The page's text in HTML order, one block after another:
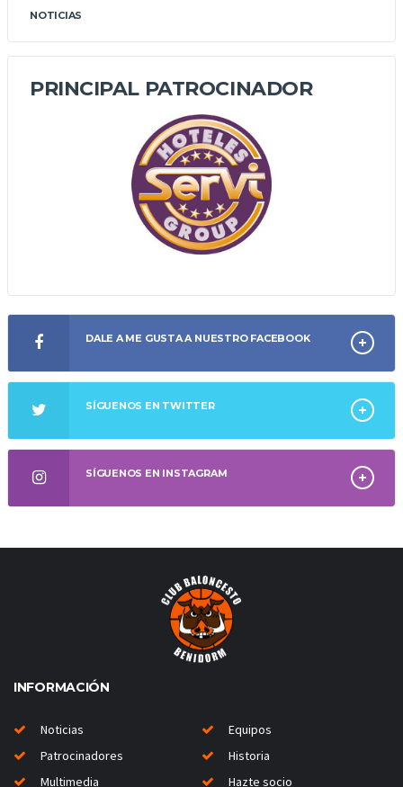
NOTICIAS
PRINCIPAL PATROCINADOR
DALE A ME GUSTA A NUESTRO FACEBOOK
SÍGUENOS EN TWITTER
SÍGUENOS EN INSTAGRAM
INFORMACIÓN
Noticias
Equipos
Patrocinadores
Historia
Multimedia
Hazte socio